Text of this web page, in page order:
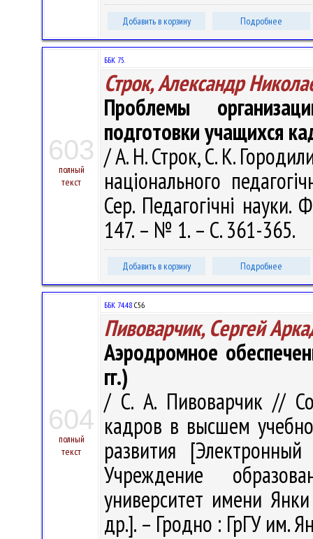
Добавить в корзину Подробнее
603
полный
текст
ББК 75.
Строк, Александр
Проблемы
подготовки учащихся
/ А. Н. Строк, С. К.
нацiонального
Сер. Педагогiчнi науки.
147. – № 1. – С. 361-365.
Добавить в корзину Подробнее
604
полный
текст
ББК 74.48 С56
Пивоварчик, Сергей
Аэродромное
гг.)
/ С. А. Пивоварчик //
кадров в высшем
развития
Учреждение
университет имени
др.]. – Гродно : ГрГУ им.